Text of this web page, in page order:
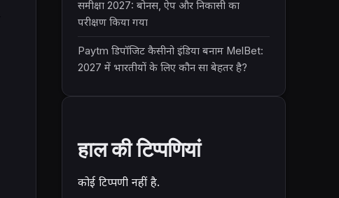
समीक्षा 2027: बोनस, ऐप और निकासी का
परीक्षण किया गया
Paytm डिपॉजिट कैसीनो इंडिया बनाम MelBet:
2027 में भारतीयों के लिए कौन सा बेहतर है?
हाल की टिप्पणियां
कोई टिप्पणी नहीं है.